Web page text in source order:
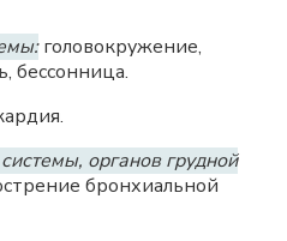
головокружение,
бессонница.
органов грудной
бронхиальной